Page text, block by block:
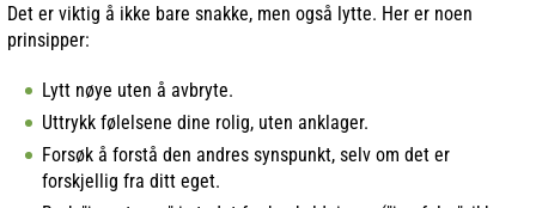
Det er viktig å ikke bare snakke, men også lytte. Her er noen
prinsipper:
Lytt nøye uten å avbryte.
Uttrykk følelsene dine rolig, uten anklager.
Forsøk å forstå den andres synspunkt, selv om det er
forskjellig fra ditt eget.